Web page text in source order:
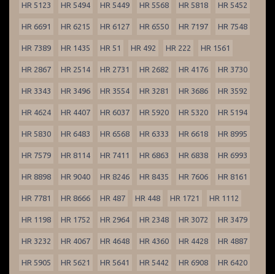
HR 5123 HR 5494 HR 5449 HR 5568 HR 5818 HR 5452
HR 6691 HR 6215 HR 6127 HR 6550 HR 7197 HR 7548
HR 7389 HR 1435 HR 51 HR 492 HR 222 HR 1561
HR 2867 HR 2514 HR 2731 HR 2682 HR 4176 HR 3730
HR 3343 HR 3496 HR 3554 HR 3281 HR 3686 HR 3592
HR 4624 HR 4407 HR 6037 HR 5920 HR 5320 HR 5194
HR 5830 HR 6483 HR 6568 HR 6333 HR 6618 HR 8995
HR 7579 HR 8114 HR 7411 HR 6863 HR 6838 HR 6993
HR 8898 HR 9040 HR 8246 HR 8435 HR 7606 HR 8161
HR 7781 HR 8666 HR 487 HR 448 HR 1721 HR 1112
HR 1198 HR 1752 HR 2964 HR 2348 HR 3072 HR 3479
HR 3232 HR 4067 HR 4648 HR 4360 HR 4428 HR 4887
HR 5905 HR 5621 HR 5641 HR 5442 HR 6908 HR 6420